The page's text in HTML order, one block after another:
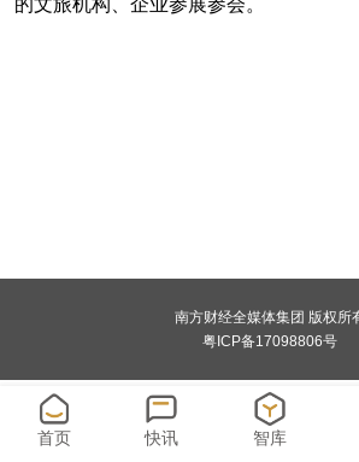
南方财经全媒体集团 版权所
粤ICP备17098806号
首页 快讯 智库